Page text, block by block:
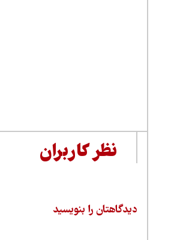
نظر کاربران
دیدگاهتان را بنویسید